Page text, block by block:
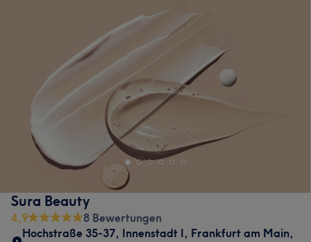
Sura Beauty
4,9
8 Bewertungen
Hochstraße 35-37, Innenstadt I, Frankfurt am Main,